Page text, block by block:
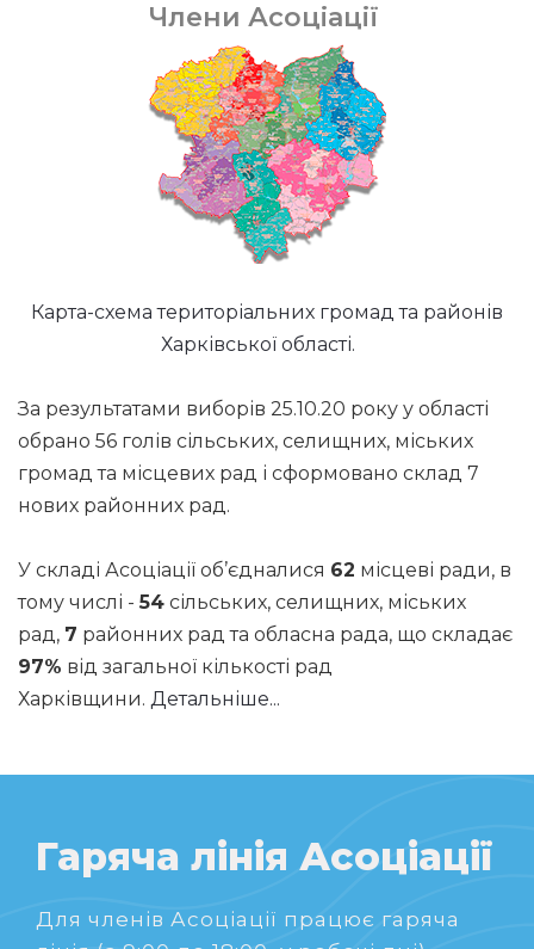
Члени Асоціації
Карта-схема територіальних громад та районів
Харківської області.
За результатами виборів 25.10.20 року у області
обрано 56 голів сільських, селищних, міських
громад та місцевих рад і сформовано склад 7
нових районних рад.
У складі Асоціації об’єдналися 62 місцеві ради, в
тому числі -54 сільських, селищних, міських
рад, 7 районних рад та обласна рада, що складає
97% від загальної кількості рад
Харківщини. Детальніше...
Гаряча лінія Асоціації
Для членів Асоціації працює гаряча